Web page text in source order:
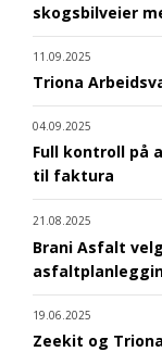
skogsbilveier
11.09.2025
Triona
04.09.2025
Full kontroll på
til faktura
21.08.2025
Brani Asfalt
19.06.2025
Zeekit og